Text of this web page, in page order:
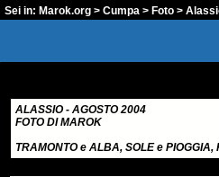
Sei in: Marok.org > Cumpa > Foto >
ALASSIO - AGOSTO 2004
FOTO DI MAROK
TRAMONTO e ALBA, SOLE e